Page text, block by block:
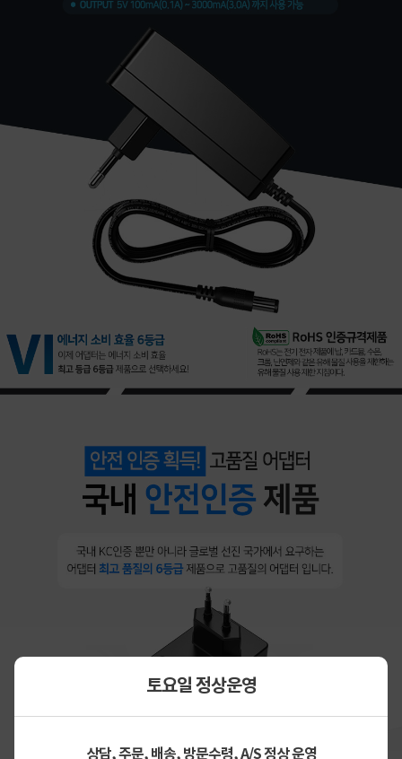
토요일 정상운영
상담, 주문, 배송, 방문수령, A/S 정상 운영